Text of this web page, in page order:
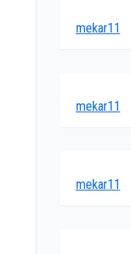
mekar11
mekar11
mekar11